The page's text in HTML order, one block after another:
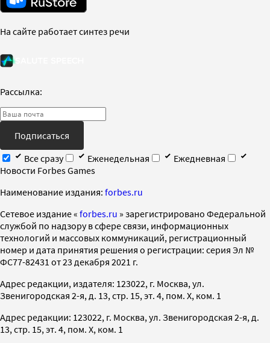
На сайте работает синтез речи
Рассылка:
Подписаться
Все сразу
Еженедельная
Ежедневная
Новости Forbes Games
Наименование издания: forbes.ru
Cетевое издание « forbes.ru » зарегистрировано Федеральной
службой по надзору в сфере связи, информационных
технологий и массовых коммуникаций, регистрационный
номер и дата принятия решения о регистрации: серия Эл №
ФС77-82431 от 23 декабря 2021 г.
Адрес редакции, издателя: 123022, г. Москва, ул.
Звенигородская 2-я, д. 13, стр. 15, эт. 4, пом. X, ком. 1
Адрес редакции: 123022, г. Москва, ул. Звенигородская 2-я, д.
13, стр. 15, эт. 4, пом. X, ком. 1